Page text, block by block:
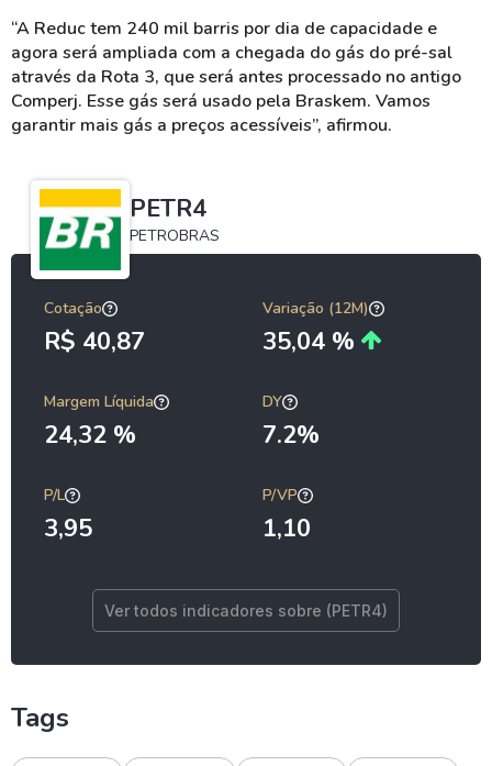
“A Reduc tem 240 mil barris por dia de capacidade e
agora será ampliada com a chegada do gás do pré-sal
através da Rota 3, que será antes processado no antigo
Comperj. Esse gás será usado pela Braskem. Vamos
garantir mais gás a preços acessíveis”, afirmou.
PETR4
PETROBRAS
Cotação
R$ 40,87
Variação (12M)
35,04 %
Margem Líquida
24,32 %
DY
7.2%
P/L
3,95
P/VP
1,10
Ver todos indicadores sobre (PETR4)
Tags